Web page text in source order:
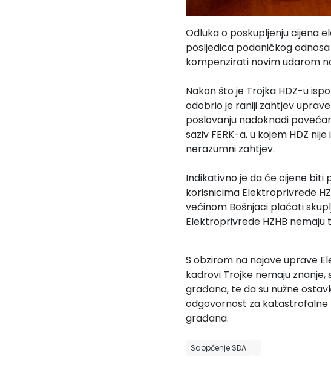
Odluka o poskupljenju cijena
posljedica podaničkog
kompenzirati novim udarom
Nakon što je Trojka HDZ-u
odobrio je raniji zahtjev
poslovanju nadoknadi
saziv FERK-a, u kojem HDZ
nerazumni zahtjev.
Indikativno je da će cijene biti
korisnicima Elektroprivrede
većinom Bošnjaci plaćati
Elektroprivrede HZHB nemaju
S obzirom na najave uprave
kadrovi Trojke nemaju
građana, te da su nužne
odgovornost za
građana.
Saopćenje SDA